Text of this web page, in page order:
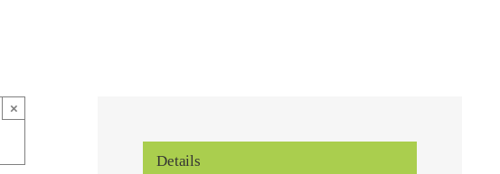
×
Details